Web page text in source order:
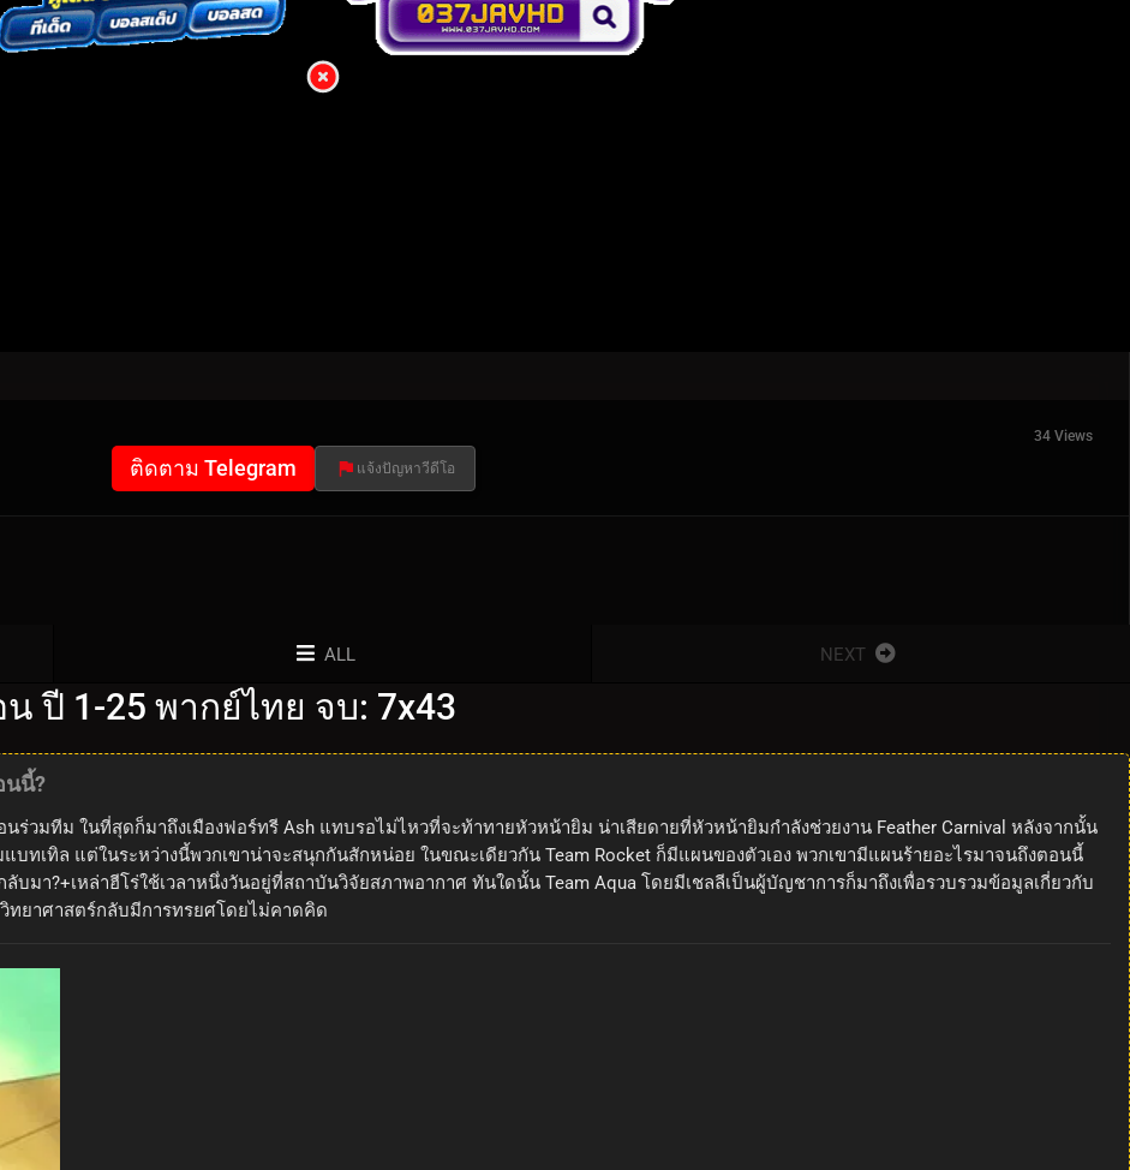
34 Views
ติดตาม Telegram แจ้งปัญหาวีดีโอ
ALL NEXT
น ปี 1-25 พากย์ไทย จบ: 7x43
นนี้?
วมทีม ในที่สุดก็มาถึงเมืองฟอร์ทรี Ash แทบรอไม่ไหวที่จะท้าทายหัวหน้ายิม น่าเสียดายที่หัวหน้ายิมกำลังช่วยงาน Feather Carnival หลังจากนั้น
เทิล แต่ในระหว่างนี้พวกเขาน่าจะสนุกกันสักหน่อย ในขณะเดียวกัน Team Rocket ก็มีแผนของตัวเอง พวกเขามีแผนร้ายอะไรมาจนถึงตอนนี้
บมา?+เหล่าฮีโร่ใช้เวลาหนึ่งวันอยู่ที่สถาบันวิจัยสภาพอากาศ ทันใดนั้น Team Aqua โดยมีเชลลีเป็นผู้บัญชาการก็มาถึงเพื่อรวบรวมข้อมูลเกี่ยวกับ
ทยาศาสตร์กลับมีการทรยศโดยไม่คาดคิด